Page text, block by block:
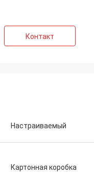
Контакт
Настраиваемый
Картонная коробка